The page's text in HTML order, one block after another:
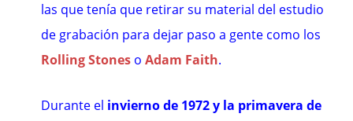
las que tenía que retirar su material del estudio
de grabación para dejar paso a gente como los
Rolling Stones oAdam Faith.
Durante el invierno de 1972 y la primavera de